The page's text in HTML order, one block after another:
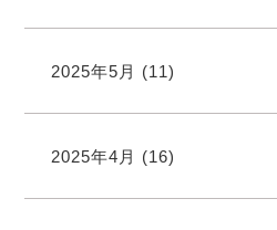
2025年5月 (11)
2025年4月 (16)